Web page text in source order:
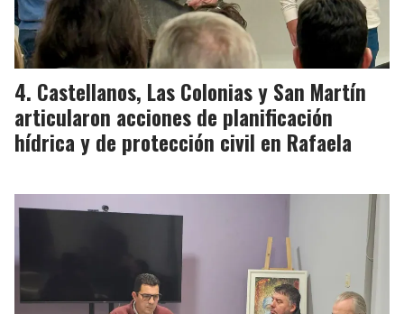
Castellanos, Las Colonias y San Martín
articularon acciones de planificación
hídrica y de protección civil en Rafaela